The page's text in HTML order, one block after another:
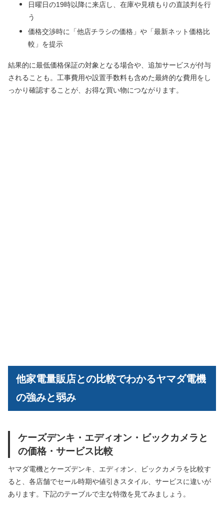
日曜日の19時以降に来店し、在庫や見積もりの直談判を行
う
価格交渉時に「他店チラシの価格」や「最新ネット価格比
較」を提示
結果的に最低価格保証の対象となる場合や、追加サービスが付与
されることも。工事費用や設置手数料も含めた最終的な費用をし
っかり確認することが、お得な買い物につながります。
他家電量販店との比較でわかるヤマダ電機
の強みと弱み
ケーズデンキ・エディオン・ビックカメラと
の価格・サービス比較
ヤマダ電機とケーズデンキ、エディオン、ビックカメラを比較す
ると、各店舗でセール時期や値引きスタイル、サービスに違いが
あります。下記のテーブルで主な特徴を見てみましょう。